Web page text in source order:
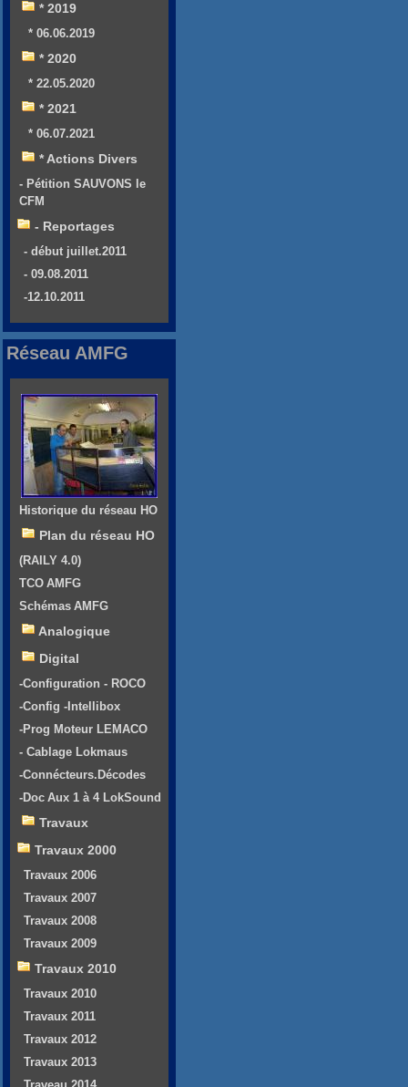
* 2019
* 06.06.2019
* 2020
* 22.05.2020
* 2021
* 06.07.2021
* Actions Divers
- Pétition SAUVONS le
CFM
- Reportages
- début juillet.2011
- 09.08.2011
-12.10.2011
Réseau AMFG
Historique du réseau HO
Plan du réseau HO
(RAILY 4.0)
TCO AMFG
Schémas AMFG
Analogique
Digital
-Configuration - ROCO
-Config -Intellibox
-Prog Moteur LEMACO
- Cablage Lokmaus
-Connécteurs.Décodes
-Doc Aux 1 à 4 LokSound
Travaux
Travaux 2000
Travaux 2006
Travaux 2007
Travaux 2008
Travaux 2009
Travaux 2010
Travaux 2010
Travaux 2011
Travaux 2012
Travaux 2013